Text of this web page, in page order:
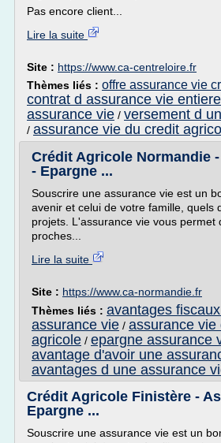
Pas encore client...
Lire la suite
Site : https://www.ca-centreloire.fr
Thèmes liés : offre assurance vie
contrat d assurance vie entiere
assurance vie / versement d
/ assurance vie du credit
Crédit Agricole Normandie
- Epargne ...
Souscrire une assurance vie est un
avenir et celui de votre famille, quels
projets. L'assurance vie vous permet
proches...
Lire la suite
Site : https://www.ca-normandie.fr
Thèmes liés : avantages
assurance vie / assurance vie
agricole / epargne assurance
avantage d'avoir une
avantages d une assurance
Crédit Agricole Finistère -
Epargne ...
Souscrire une assurance vie est un